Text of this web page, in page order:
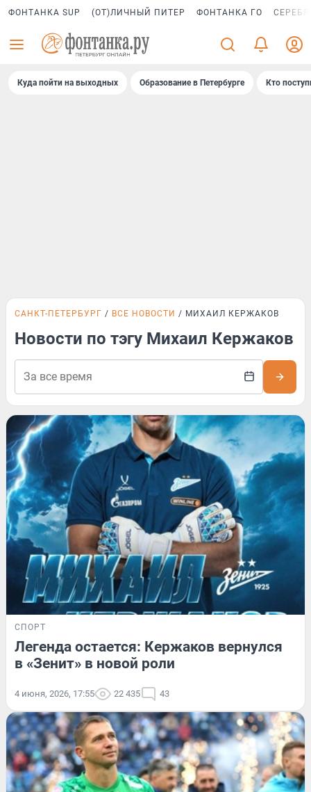
ФОНТАНКА SUP (ОТ)ЛИЧНЫЙ ПИТЕР ФОНТАНКА ГО
Куда пойти на выходных Образование в Петербурге Кто
САНКТ-ПЕТЕРБУРГ ВСЕ НОВОСТИ МИХАИЛ КЕРЖАКОВ
Новости по тэгу Михаил Кержаков
СПОРТ
Легенда остается: Кержаков вернулся
в «Зенит» в новой роли
4 июня, 2026, 17:55 22 435 43